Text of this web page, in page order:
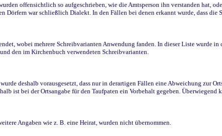
offensichtlich so aufgeschrieben, wie die Amtsperson ihn verstanden hat,
Dörfern war schließlich Dialekt. In den Fällen bei denen erkannt wurde, dass
wobei mehrere Schreibvarianten Anwendung fanden. In dieser Liste wurde
den im Kirchenbuch verwendeten Schreibvarianten.
deshalb vorausgesetzt, dass nur in derartigen Fällen eine Abweichung zur
ist bei der Ortsangabe für den Taufpaten ein Vorbehalt gegeben. Überwiegend
Angaben wie z. B. eine Heirat, wurden nicht übernommen.